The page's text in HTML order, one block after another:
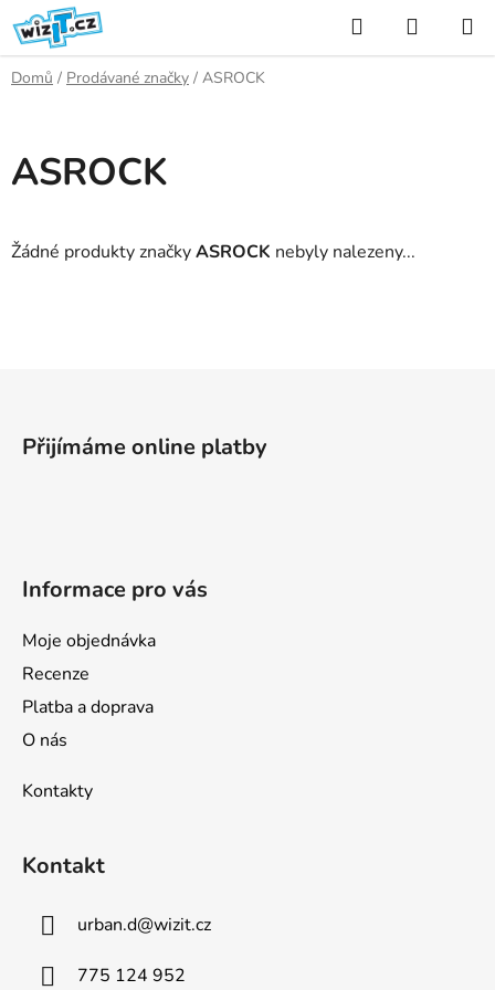
Přejít
na
obsah
Hledat
KOŠÍK
Domů / Prodávané značky / ASROCK
ASROCK
Žádné produkty značkyASROCK nebyly nalezeny...
Přijímáme online platby
Informace pro vás
Moje objednávka
Recenze
Platba a doprava
O nás
Kontakty
Kontakt
urban.d@wizit.cz
775 124 952